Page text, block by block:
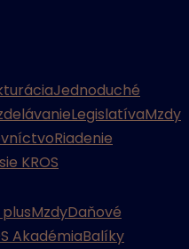
Jednoduché
LegislatívaMzdy
Riadenie
KROS
plusMzdyDaňové
AkadémiaBalíky